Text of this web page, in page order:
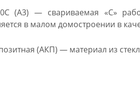
(А3) — свариваемая «С»
в малом домостроении в
(АКП) — материал из